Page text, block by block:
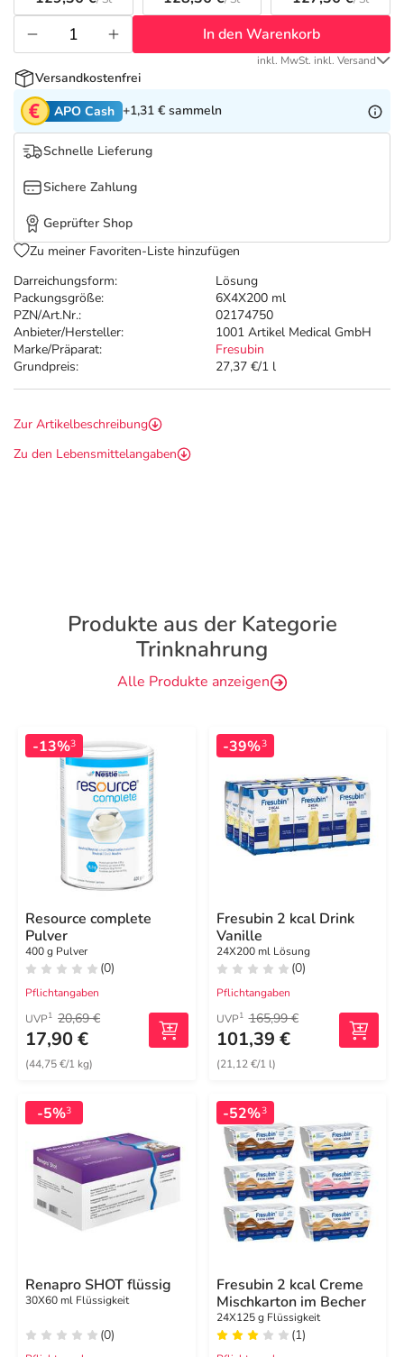
Tierapotheke
Vitamine & Mineralstoffe
Marken
Salus Deals
Darreichungsform:
Lösung
Packungsgröße:
6X4X200 ml
PZN/Art.Nr.:
02174750
Anbieter/Hersteller:
1001 Artikel Medical GmbH
Marke/Präparat:
Fresubin
Grundpreis:
27,37 €/1 l
In den Warenkorb
inkl. MwSt. inkl. Versand
Versandkostenfrei
APO Cash +1,31 € sammeln
Schnelle Lieferung
Sichere Zahlung
Geprüfter Shop
Zu meiner Favoriten-Liste hinzufügen
Zur Artikelbeschreibung
Zu den Lebensmittelangaben
Produkte aus der Kategorie
Trinknahrung
Alle Produkte anzeigen
-13%3
Resource complete
Pulver
400 g Pulver
(0)
Pflichtangaben
UVP1 20,69 €
17,90 €
(44,75 €/1 kg)
-39%3
Fresubin 2 kcal Drink
Vanille
24X200 ml Lösung
(0)
Pflichtangaben
UVP1 165,99 €
101,39 €
(21,12 €/1 l)
-5%3
Renapro SHOT flüssig
30X60 ml Flüssigkeit
(0)
-52%3
Fresubin 2 kcal Creme
Mischkarton im Becher
24X125 g Flüssigkeit
(1)